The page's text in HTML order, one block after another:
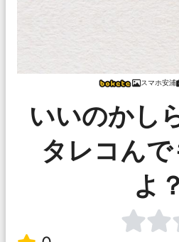
スマホ安浦
いいのかし
タレコん
よ？